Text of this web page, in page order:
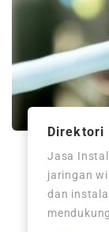
Direktori
Jasa
jaringan
dan